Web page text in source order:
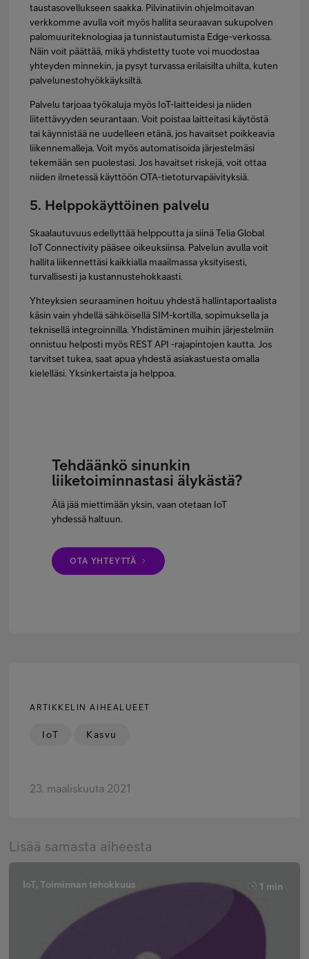
taustasovellukseen saakka. Pilvinatiivin ohjelmoitavan
verkkomme avulla voit myös hallita seuraavan sukupolven
palomuuriteknologiaa ja tunnistautumista Edge-verkossa.
Näin voit päättää, mikä yhdistetty tuote voi muodostaa
yhteyden minnekin, ja pysyt turvassa erilaisilta uhilta, kuten
palvelunestohyökkäyksiltä.
Palvelu tarjoaa työkaluja myös IoT-laitteidesi ja niiden
liitettävyyden seurantaan. Voit poistaa laitteitasi käytöstä
tai käynnistää ne uudelleen etänä, jos havaitset poikkeavia
liikennemalleja. Voit myös automatisoida järjestelmäsi
tekemään sen puolestasi. Jos havaitset riskejä, voit ottaa
niiden ilmetessä käyttöön OTA-tietoturvapäivityksiä.
5. Helppokäyttöinen palvelu
Skaalautuvuus edellyttää helppoutta ja siinä Telia Global
IoT Connectivity pääsee oikeuksiinsa. Palvelun avulla voit
hallita liikennettäsi kaikkialla maailmassa yksityisesti,
turvallisesti ja kustannustehokkaasti.
Yhteyksien seuraaminen hoituu yhdestä hallintaportaalista
käsin vain yhdellä sähköisellä SIM-kortilla, sopimuksella ja
teknisellä integroinnilla. Yhdistäminen muihin järjestelmiin
onnistuu helposti myös REST API -rajapintojen kautta. Jos
tarvitset tukea, saat apua yhdestä asiakastuesta omalla
kielelläsi. Yksinkertaista ja helppoa.
Tehdäänkö sinunkin
liiketoiminnastasi älykästä?
Älä jää miettimään yksin, vaan otetaan IoT
yhdessä haltuun.
OTA YHTEYTTÄ
Lisää samasta aiheesta
IoT, Toiminnan tehokkuus 1 min
ARTIKKELIN AIHEALUEET
IoT Kasvu
23. maaliskuuta 2021